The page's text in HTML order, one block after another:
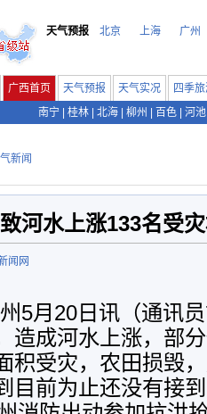
天气预报
北京 上海 广州
广西首页 天气预报 天气实况
四季
南宁
桂林 北海 柳州 百色 河池
新闻
河水上涨133名受
闻网
5月20日讯（通讯
造成河水上涨，部
积受灾，农田损毁
目前为止还没有接